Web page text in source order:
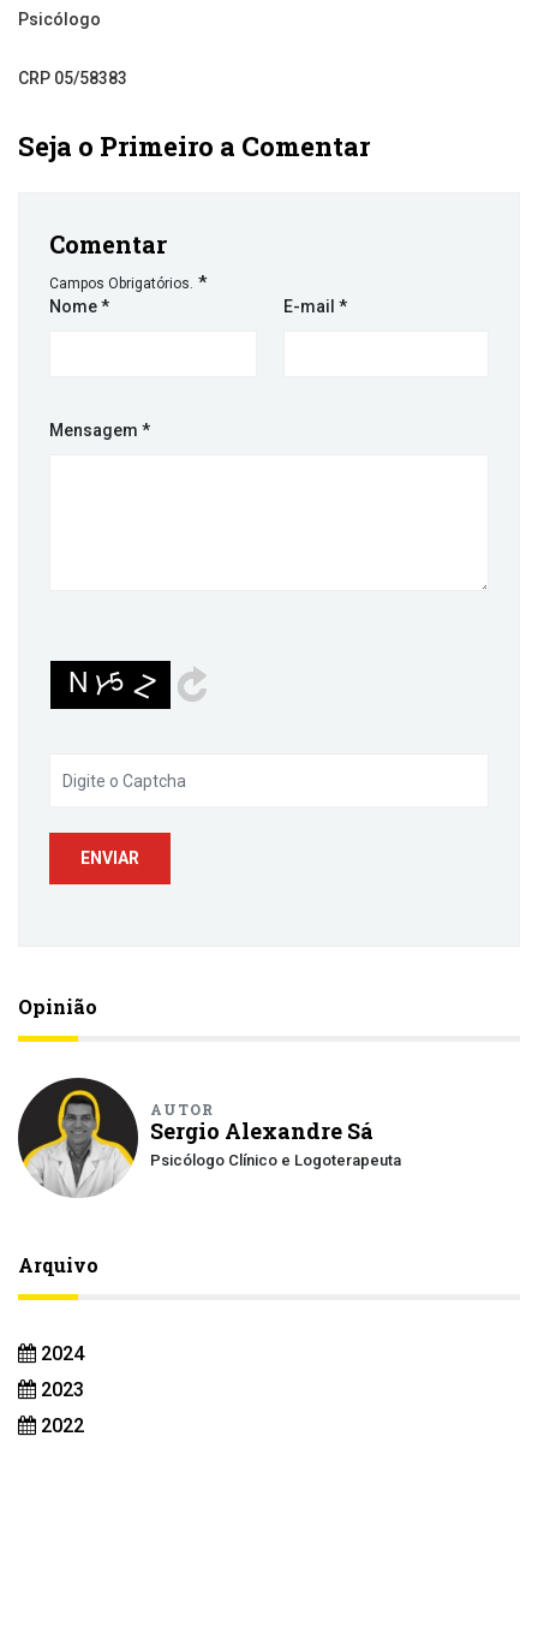
Psicólogo
CRP 05/58383
Seja o Primeiro a Comentar
Comentar
Campos Obrigatórios. *
Nome* E-mail *
Mensagem *
Opinião
AUTOR
Sergio Alexandre Sá
Psicólogo Clínico e Logoterapeuta
Arquivo
2024
2023
2022